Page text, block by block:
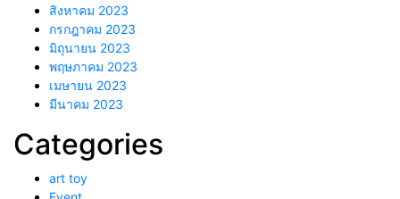
สิงหาคม 2023
กรกฎาคม 2023
มิถุนายน 2023
พฤษภาคม 2023
เมษายน 2023
มีนาคม 2023
Categories
art toy